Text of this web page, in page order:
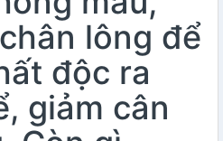
lông để
độc ra
giảm cân